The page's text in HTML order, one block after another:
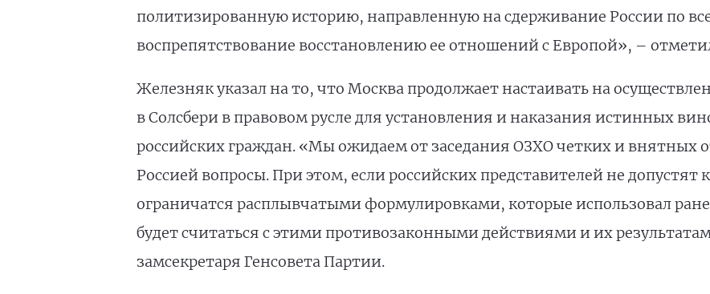
политизированную историю, направленную на сдерживание России по
воспрепятствование восстановлению ее отношений с Европой», –
Железняк указал на то, что Москва продолжает настаивать на
в Солсбери в правовом русле для установления и наказания истинных
российских граждан. «Мы ожидаем от заседания ОЗХО четких и внятных
Россией вопросы. При этом, если российских представителей не
ограничатся расплывчатыми формулировками, которые использовал
будет считаться с этими противозаконными действиями и их
замсекретаря Генсовета Партии.